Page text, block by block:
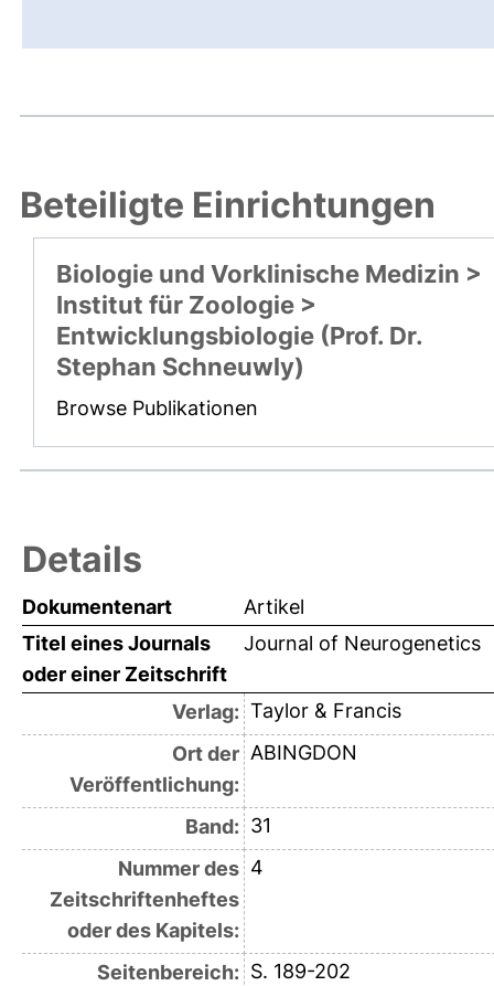
Beteiligte Einrichtungen
Biologie und Vorklinische Medizin >
Institut für Zoologie >
Entwicklungsbiologie (Prof. Dr.
Stephan Schneuwly)
Browse Publikationen
Details
Dokumentenart
Artikel
Titel eines Journals
oder einer Zeitschrift
Journal of Neurogenetics
Verlag: Taylor & Francis
Ort der
Veröffentlichung:
ABINGDON
Band: 31
Nummer des
Zeitschriftenheftes
oder des Kapitels:
4
Seitenbereich: S. 189-202